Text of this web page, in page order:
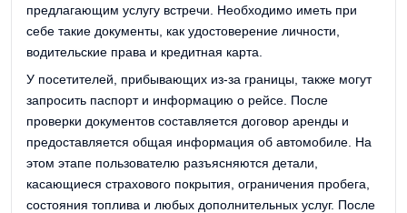
предлагающим услугу встречи. Необходимо иметь при
себе такие документы, как удостоверение личности,
водительские права и кредитная карта.
У посетителей, прибывающих из-за границы, также могут
запросить паспорт и информацию о рейсе. После
проверки документов составляется договор аренды и
предоставляется общая информация об автомобиле. На
этом этапе пользователю разъясняются детали,
касающиеся страхового покрытия, ограничения пробега,
состояния топлива и любых дополнительных услуг. После